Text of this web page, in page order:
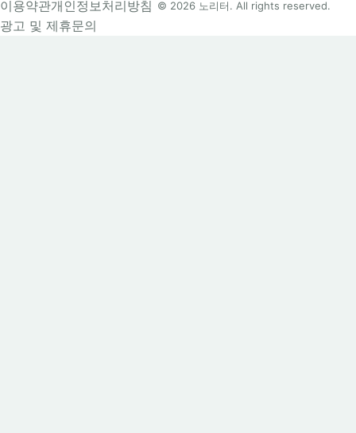
이용약관개인정보처리방침
광고 및 제휴문의
© 2026 노리터. All rights reserved.